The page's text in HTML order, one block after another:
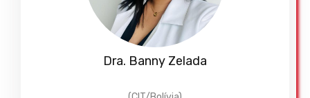
Dra. Banny Zelada